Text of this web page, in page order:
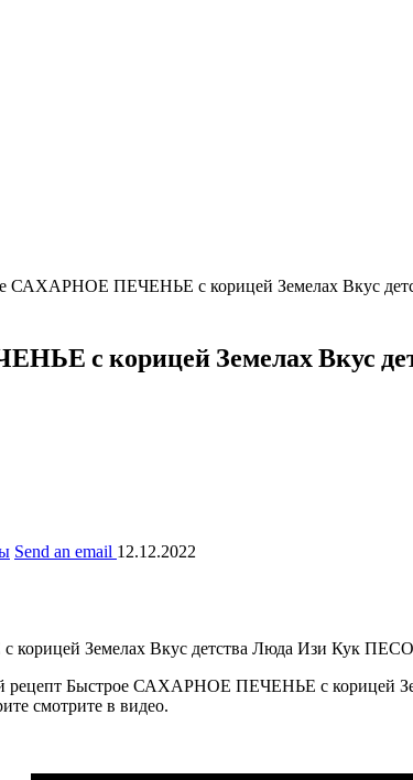
САХАРНОЕ ПЕЧЕНЬЕ с корицей Земелах Вкус
с корицей Земелах Вкус
Send an email 12.12.2022
рецепт Быстрое САХАРНОЕ ПЕЧЕНЬЕ с корицей
смотрите в видео.